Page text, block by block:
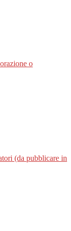
o
(da pubblicare in